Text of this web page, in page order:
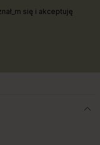
się i akceptuję